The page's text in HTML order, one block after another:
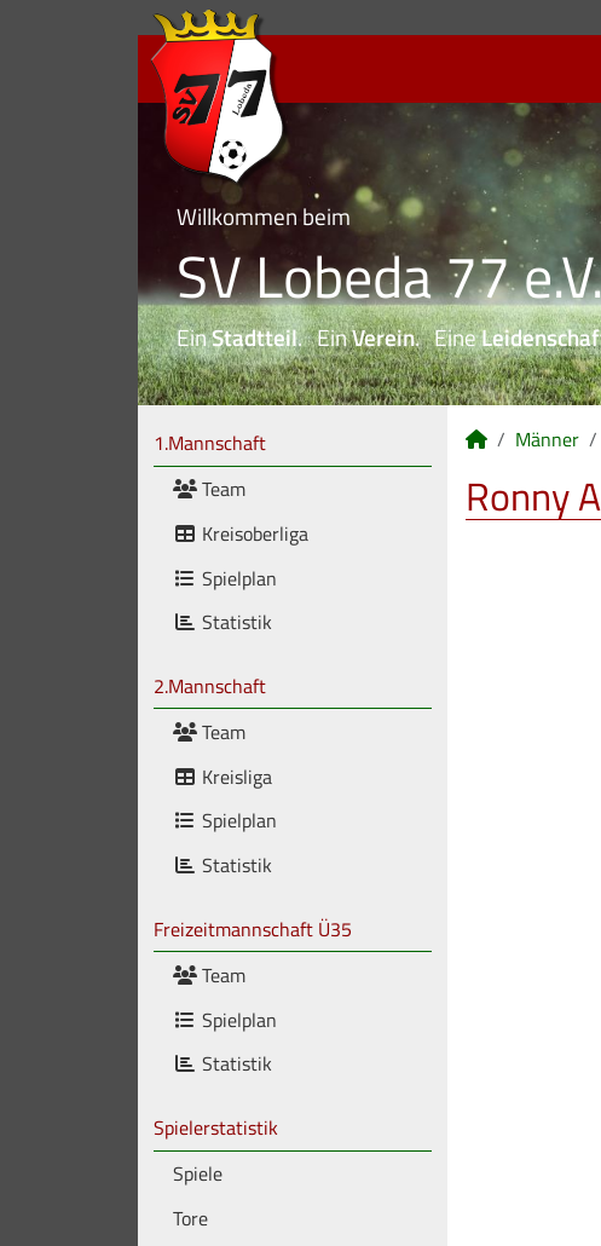
Willkommen beim
SV Lobeda 77
EinStadtteil. EinVerein. Eine
1.Mannschaft
Team
Kreisoberliga
Spielplan
Statistik
2.Mannschaft
Team
Kreisliga
Spielplan
Statistik
Freizeitmannschaft Ü35
Team
Spielplan
Statistik
Spielerstatistik
Spiele
Tore
Männer
Ronny